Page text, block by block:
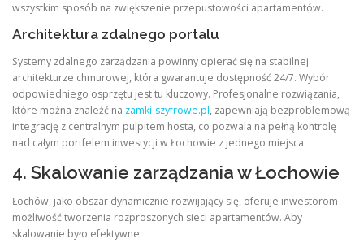
wszystkim sposób na zwiększenie przepustowości apartamentów.
Architektura zdalnego portalu
Systemy zdalnego zarządzania powinny opierać się na stabilnej
architekturze chmurowej, która gwarantuje dostępność 24/7. Wybór
odpowiedniego osprzętu jest tu kluczowy. Profesjonalne rozwiązania,
które można znaleźć na zamki-szyfrowe.pl, zapewniają bezproblemową
integrację z centralnym pulpitem hosta, co pozwala na pełną kontrolę
nad całym portfelem inwestycji w Łochowie z jednego miejsca.
4. Skalowanie zarządzania w Łochowie
Łochów, jako obszar dynamicznie rozwijający się, oferuje inwestorom
możliwość tworzenia rozproszonych sieci apartamentów. Aby
skalowanie było efektywne: